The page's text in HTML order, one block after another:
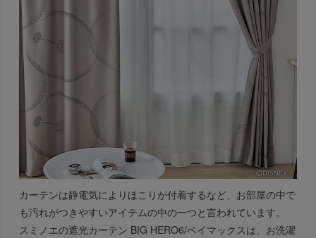
カーテンは静電気によりほこりが付着するなど、お部屋の中で
も汚れがつきやすいアイテムの中の一つと言われています。
スミノエの遮光カーテン BIG HERO6/ベイマックスは、お洗濯